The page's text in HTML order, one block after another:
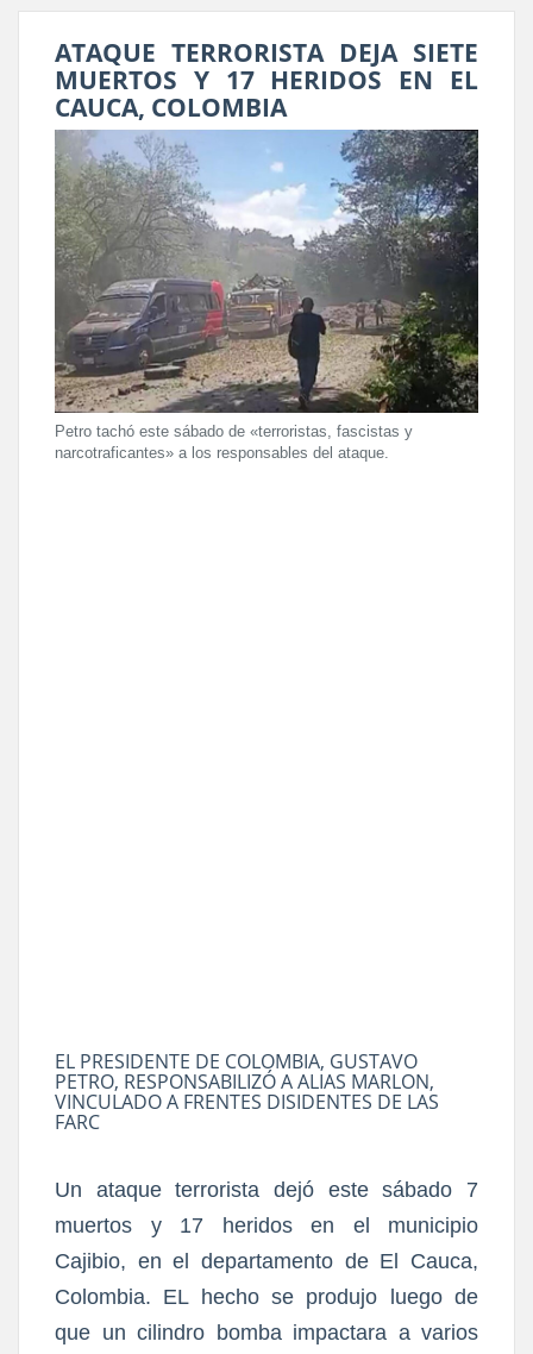
ATAQUE TERRORISTA DEJA SIETE
MUERTOS Y 17 HERIDOS EN EL
CAUCA, COLOMBIA
Petro tachó este sábado de «terroristas, fascistas y
narcotraficantes» a los responsables del ataque.
EL PRESIDENTE DE COLOMBIA, GUSTAVO
PETRO, RESPONSABILIZÓ A ALIAS MARLON,
VINCULADO A FRENTES DISIDENTES DE LAS
FARC
Un ataque terrorista dejó este sábado 7
muertos y 17 heridos en el municipio
Cajibio, en el departamento de El Cauca,
Colombia. EL hecho se produjo luego de
que un cilindro bomba impactara a varios